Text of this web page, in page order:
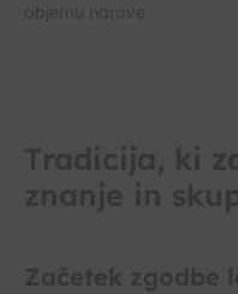
objemu narave.
Tradicija, ki
znanje in
Začetek zgodbe